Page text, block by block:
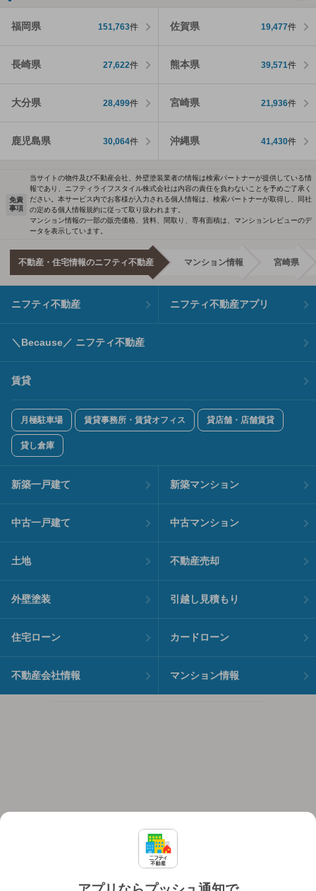
福岡県 151,763件 佐賀県 19,477件
長崎県 27,622件 熊本県 39,571件
大分県 28,499件 宮崎県 21,936件
鹿児島県 30,064件 沖縄県 41,430件
免責
事項
当サイトの物件及び不動産会社、外壁塗装業者の情報は検索パートナーが提供している情
報であり、ニフティライフスタイル株式会社は内容の責任を負わないことを予めご了承く
ださい。本サービス内でお客様が入力される個人情報は、検索パートナーが取得し、同社
の定める個人情報規約に従って取り扱われます。
マンション情報の一部の販売価格、賃料、間取り、専有面積は、マンションレビューのデ
ータを表示しています。
不動産・住宅情報のニフティ不動産 マンション情報 宮崎県
ニフティ不動産 ニフティ不動産アプリ
＼Because／ ニフティ不動産
賃貸
月極駐車場 賃貸事務所・賃貸オフィス 貸店舗・店舗賃貸
貸し倉庫
新築一戸建て 新築マンション
中古一戸建て 中古マンション
土地 不動産売却
外壁塗装 引越し見積もり
住宅ローン カードローン
不動産会社情報 マンション情報